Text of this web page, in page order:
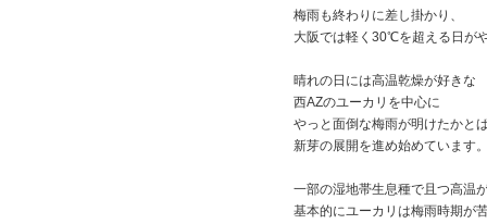
梅雨も終わりに差し掛かり、
大阪では軽く30℃を超える日が
晴れの日には高温乾燥が好きな
西AZのユーカリを中心に
やっと面倒な梅雨が明けたかと
新芽の展開を進め始めています
一部の湿地帯生息種で且つ高温
基本的にユーカリは梅雨時期が